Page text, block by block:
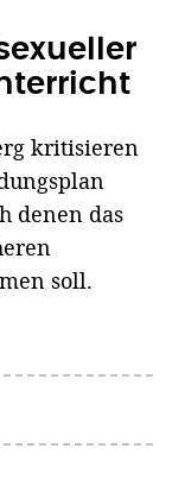
kritisieren
denen das
soll.